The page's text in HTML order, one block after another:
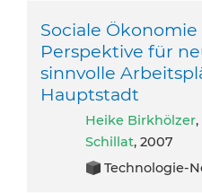
Sociale
Perspektive für
sinnvolle
Hauptstadt
Heike Birkhölzer,
Schillat, 2007
Technologie-